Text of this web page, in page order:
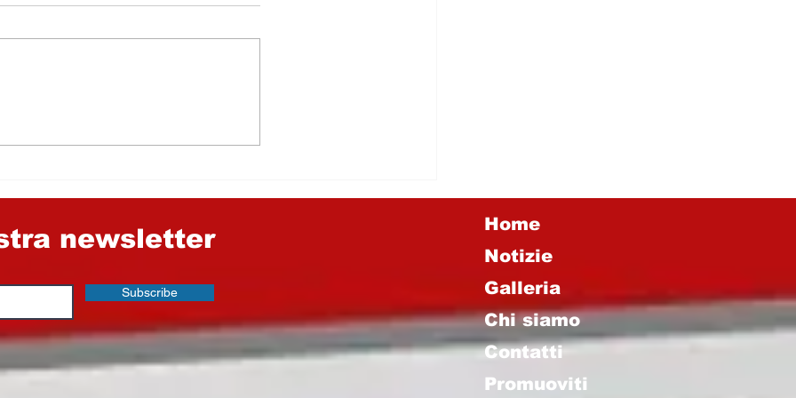
dimentica chi sono i
newsletter
Subscribe
Home
Notizie
Galleria
Chi siamo
Contatti
Promuoviti